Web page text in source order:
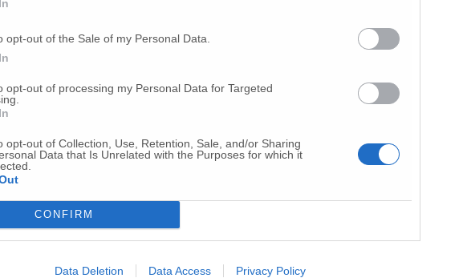
opt-out of the Sale of my Personal Data.
opt-out of processing my Personal Data for Targeted
opt-out of Collection, Use, Retention, Sale, and/or Sharing
Data that Is Unrelated with the Purposes for which it
CONFIRM
Data Deletion Data Access Privacy Policy
territoriale per dare applicazione all’accordo
di sì (90,9%) per il nuovo progetto industriale
si è risparmiato nel lavoro di mediazione incessante»
dei lavoratori di Elica
della concertazione e del dialogo tra le parti sociali»